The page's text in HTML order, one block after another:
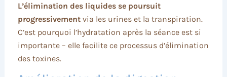
L’élimination des liquides se poursuit
progressivementvia les urines et la transpiration.
C’est pourquoi l’hydratation après la séance est si
importante – elle facilite ce processus d’élimination
des toxines.